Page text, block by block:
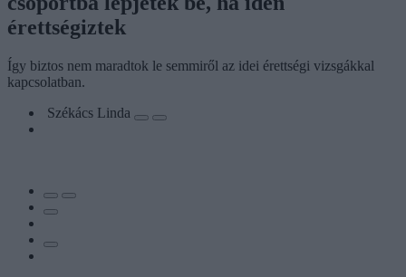
érettségiztek
Így biztos nem maradtok le semmiről az idei érettségi vizsgákkal
kapcsolatban.
Székács Linda